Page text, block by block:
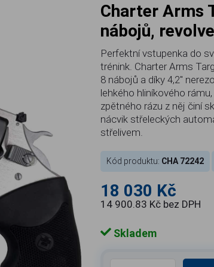
Charter Arms Target Pathfinder, .22 LR, 8
nábojů,
Perfektní vstupenka do
trénink. Charter Arms
8 nábojů a díky 4,2"
lehkého hliníkového
zpětného rázu z něj činí
nácvik střeleckých
střelivem.
Kód produktu: CHA 72242
18 030 Kč
14 900.83 Kč bez DPH
Skladem